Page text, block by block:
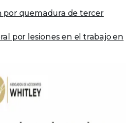
por quemadura de tercer
por lesiones en el trabajo en